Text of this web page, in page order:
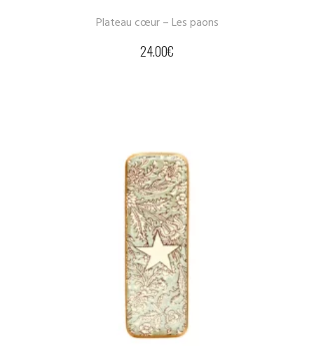
Plateau cœur – Les paons
24.00€